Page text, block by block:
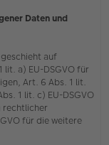
Daten und
auf
a) EU-DSGVO für
Art. 6 Abs. 1 lit.
1 lit. c) EU-DSGVO
rechtlicher
für die weitere